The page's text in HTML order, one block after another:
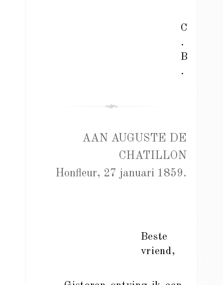
C
.
B
.
AAN AUGUSTE DE
CHATILLON
Honfleur, 27 januari 1859.
Beste
vriend,